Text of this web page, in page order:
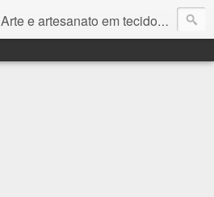
Arte e artesanato em tecidos e sintéticos. Um catálogo incrível de tutoriais escritos e gravados em vídeos por artesãos e artesãs do Brasil e do Exterior e também vídeos autorais sobre modelagem em Corel Draw